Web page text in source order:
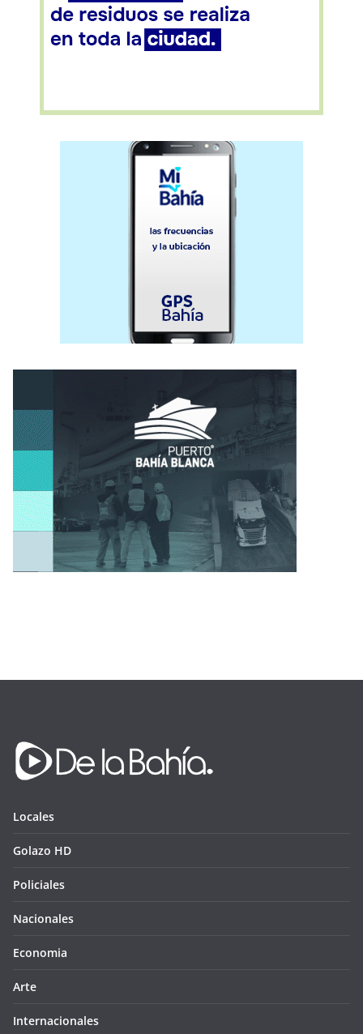
Locales
Golazo HD
Policiales
Nacionales
Economia
Arte
Internacionales